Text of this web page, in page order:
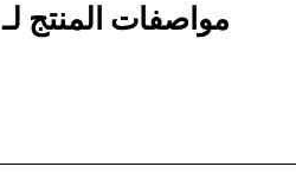
مواصفات المنتج لـ 2,7 م3 (3,5 ياردات3)، تثبيت بمسامير، حد القطع المُثبَّت بمسامير